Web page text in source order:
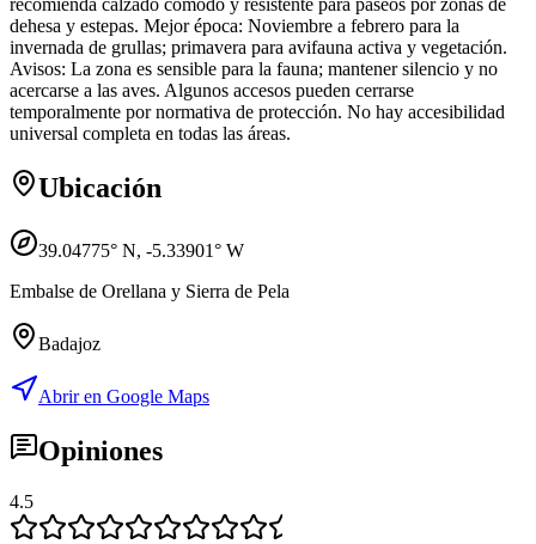
recomienda calzado cómodo y resistente para paseos por zonas de
dehesa y estepas. Mejor época: Noviembre a febrero para la
invernada de grullas; primavera para avifauna activa y vegetación.
Avisos: La zona es sensible para la fauna; mantener silencio y no
acercarse a las aves. Algunos accesos pueden cerrarse
temporalmente por normativa de protección. No hay accesibilidad
universal completa en todas las áreas.
Ubicación
39.04775° N, -5.33901° W
Embalse de Orellana y Sierra de Pela
Badajoz
Abrir en Google Maps
Opiniones
4.5